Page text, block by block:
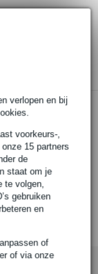
verlopen en bij
voorkeurs-,
15 partners
de
staat om je
te volgen,
gebruiken
en
of
of via onze